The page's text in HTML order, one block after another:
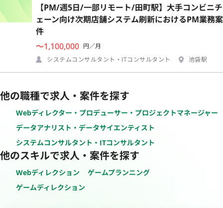
【PM/週5日/一部リモート/田町駅】大手コンビニチ
ェーン向け次期店舗システム刷新におけるPM業務案
件
〜1,100,000 円／月
システムコンサルタント・ITコンサルタント
池袋駅
他の職種で求人・案件を探す
Webディレクター・プロデューサー・プロジェクトマネージャー
データアナリスト・データサイエンティスト
システムコンサルタント・ITコンサルタント
他のスキルで求人・案件を探す
Webディレクション
ゲームプランニング
ゲームディレクション